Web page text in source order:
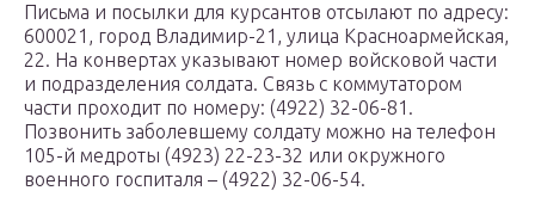
Письма и посылки для курсантов отсылают по адресу:
600021, город Владимир-21, улица Красноармейская,
22. На конвертах указывают номер войсковой части
и подразделения солдата. Связь с коммутатором
части проходит по номеру: (4922) 32-06-81.
Позвонить заболевшему солдату можно на телефон
105-й медроты (4923) 22-23-32 или окружного
военного госпиталя – (4922) 32-06-54.